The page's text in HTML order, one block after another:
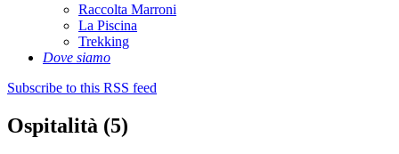
Raccolta Marroni
La Piscina
Trekking
Dove siamo
Subscribe to this RSS feed
Ospitalità (5)